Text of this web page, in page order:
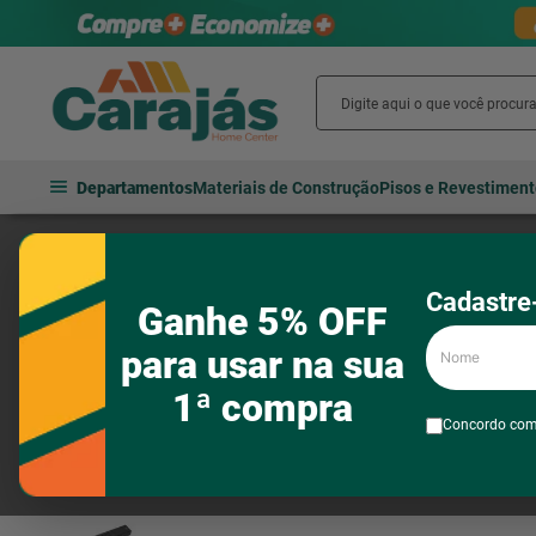
DepartamentosMateriais de ConstruçãoPisos e
Ganhe 5% OFF
para usar na sua
1ª compra
Nome
Concordo
Iluminação